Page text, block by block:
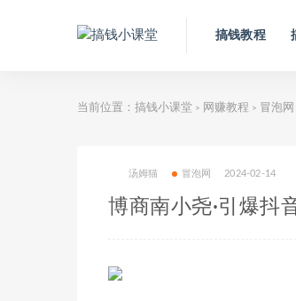
搞钱教程
当前位置： 搞钱小课堂 > 网赚教程 > 冒泡网
汤姆猫 冒泡网 2024-02-14
博商南小尧·引爆抖